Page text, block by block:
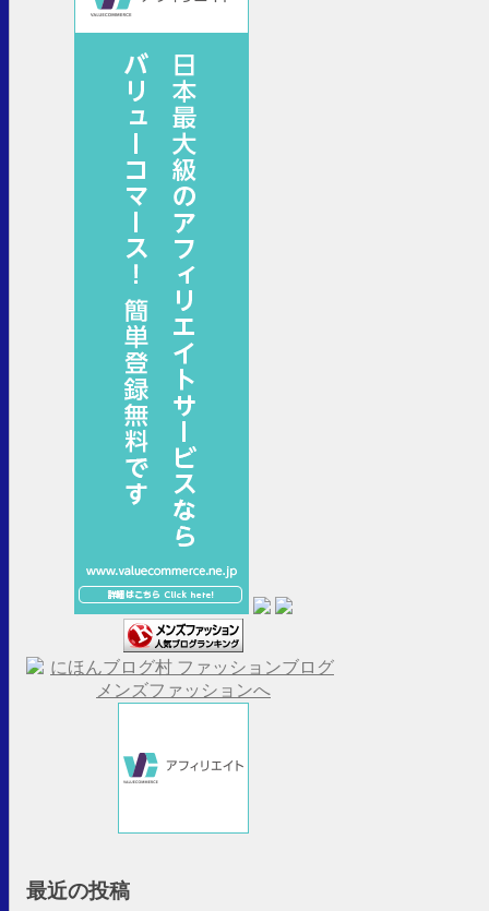
最近の投稿